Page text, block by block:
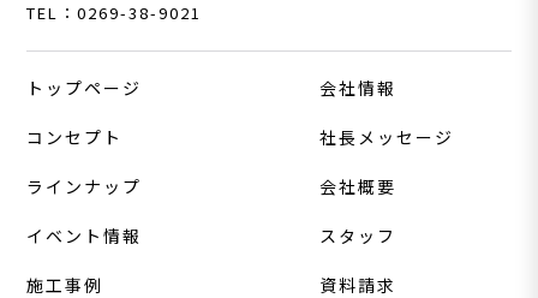
TEL：0269-38-9021
トップページ
コンセプト
ラインナップ
イベント情報
施工事例
会社情報
社長メッセージ
会社概要
スタッフ
資料請求